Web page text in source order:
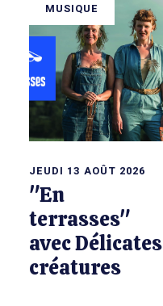
MUSIQUE
JEUDI 13 AOÛT 2026
"En
terrasses"
avec Délicates
créatures